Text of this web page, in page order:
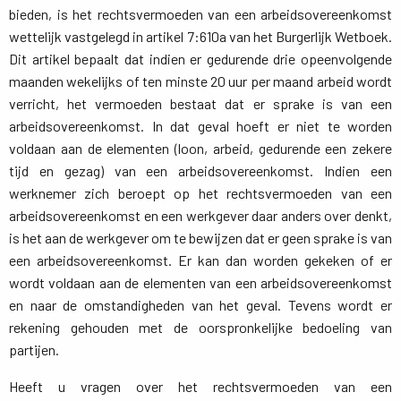
bieden, is het rechtsvermoeden van een arbeidsovereenkomst
wettelijk vastgelegd in artikel 7:610a van het Burgerlijk Wetboek.
Dit artikel bepaalt dat indien er gedurende drie opeenvolgende
maanden wekelijks of ten minste 20 uur per maand arbeid wordt
verricht, het vermoeden bestaat dat er sprake is van een
arbeidsovereenkomst. In dat geval hoeft er niet te worden
voldaan aan de elementen (loon, arbeid, gedurende een zekere
tijd en gezag) van een arbeidsovereenkomst. Indien een
werknemer zich beroept op het rechtsvermoeden van een
arbeidsovereenkomst en een werkgever daar anders over denkt,
is het aan de werkgever om te bewijzen dat er geen sprake is van
een arbeidsovereenkomst. Er kan dan worden gekeken of er
wordt voldaan aan de elementen van een arbeidsovereenkomst
en naar de omstandigheden van het geval. Tevens wordt er
rekening gehouden met de oorspronkelijke bedoeling van
partijen.
Heeft u vragen over het rechtsvermoeden van een